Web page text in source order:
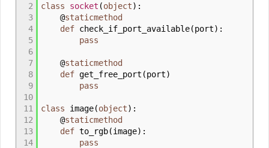
2
3
4
5
6
7
8
9
10
11
12
13
14
class
socket (object) :
@staticmethod
def check_if_port_available(port) :
pass
@staticmethod
def get_free_port (port)
pass
class image(object) :
@staticmethod
def to_rgb(image) :
pass